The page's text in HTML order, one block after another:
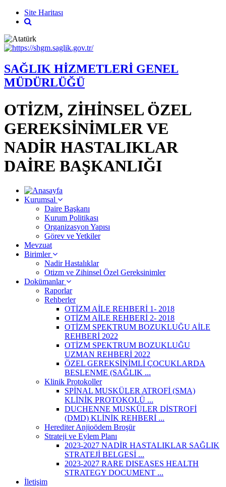
Site Haritası
SAĞLIK HİZMETLERİ GENEL
MÜDÜRLÜĞÜ
OTİZM, ZİHİNSEL ÖZEL
GEREKSİNİMLER VE
NADİR HASTALIKLAR
DAİRE BAŞKANLIĞI
Kurumsal
Daire Başkanı
Kurum Politikası
Organizasyon Yapısı
Görev ve Yetkiler
Mevzuat
Birimler
Nadir Hastalıklar
Otizm ve Zihinsel Özel Gereksinimler
Dokümanlar
Raporlar
Rehberler
OTİZM AİLE REHBERİ 1- 2018
OTİZM AİLE REHBERİ 2- 2018
OTİZM SPEKTRUM BOZUKLUĞU AİLE
REHBERİ 2022
OTİZM SPEKTRUM BOZUKLUĞU
UZMAN REHBERİ 2022
ÖZEL GEREKSİNİMLİ ÇOCUKLARDA
BESLENME (SAĞLIK ...
Klinik Protokoller
SPİNAL MUSKÜLER ATROFİ (SMA)
KLİNİK PROTOKOLÜ ...
DUCHENNE MUSKÜLER DİSTROFİ
(DMD) KLİNİK REHBERİ ...
Herediter Anjioödem Broşür
Strateji ve Eylem Planı
2023-2027 NADİR HASTALIKLAR SAĞLIK
STRATEJİ BELGESİ ...
2023-2027 RARE DISEASES HEALTH
STRATEGY DOCUMENT ...
İletişim